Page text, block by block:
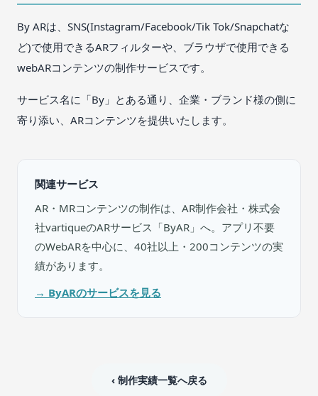
By ARは、SNS(Instagram/Facebook/Tik Tok/Snapchatな
ど)で使用できるARフィルターや、ブラウザで使用できる
webARコンテンツの制作サービスです。
サービス名に「By」とある通り、企業・ブランド様の側に
寄り添い、ARコンテンツを提供いたします。
関連サービス
AR・MRコンテンツの制作は、AR制作会社・株式会
社vartiqueのARサービス「ByAR」へ。アプリ不要
のWebARを中心に、40社以上・200コンテンツの実
績があります。
→ ByARのサービスを見る
‹ 制作実績一覧へ戻る